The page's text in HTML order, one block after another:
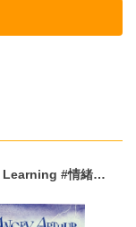
#雙語生活化閱讀主題方案